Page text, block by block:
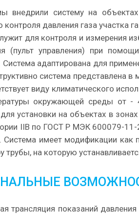
внедрили систему на
контроля давления газа участка
для контроля и измерения
(пульт управления) при
Система адаптирована для
система представлена
виду климатического
окружающей среды от
установки на объектах в
IIB по ГОСТ Р МЭК 600079-
имеет модификации как
трубы, на которую
трансляция показаний